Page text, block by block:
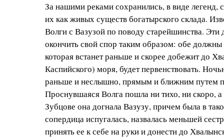
За нашими реками сохранились, в виде легенд,
их как живых существ богатырского склада.
Волги с Вазузой по поводу старейшинства.
окончить свой спор таким образом: обе должны
которая встанет раньше и скорее добежит до
Каспийского) моря, будет первенствовать.
раньше и неслышно, прямым и ближним путем
Проснувшаяся Волга пошла ни тихо, ни скоро,
Зубцове она догнала Вазузу, причем была в
сопердица испугалась, назвалась меньшей
принять ее к себе на руки и донести до